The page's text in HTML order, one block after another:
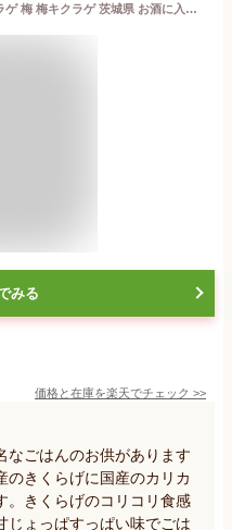
梅きくらげ 100g きくらげ キクラゲ 梅 梅キクラゲ 茨城県 お酒に入れる パスタソース ご飯 ご飯のお供 食べるお酒 出汁割 梅きくらげ割 送料込み
みる
価格と在庫を楽天でチェック >>
なごはんのお供があります
のきくらげに国産のカリカ
。きくらげのコリコリ食感
じょっぱすっぱい味でごは